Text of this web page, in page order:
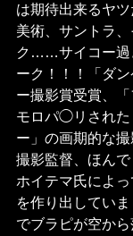
は期待出来るヤツ
美術、サントラ
ク……サイコー過
ーク！！！「ダ
ー撮影賞受賞、
モロパ◯リされた
ー」の画期的な
撮影監督、ほんで
ホイテマ氏によ
を作り出してい
でブラピが空か